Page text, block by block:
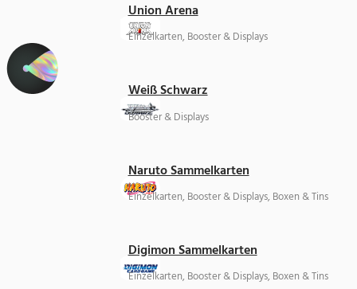
Union Arena
Einzelkarten, Booster & Displays
Weiß Schwarz
Booster & Displays
Naruto Sammelkarten
Einzelkarten, Booster & Displays, Boxen & Tins
Digimon Sammelkarten
Einzelkarten, Booster & Displays, Boxen & Tins